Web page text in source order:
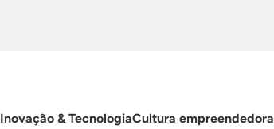
Inovação & TecnologiaCultura empreendedora